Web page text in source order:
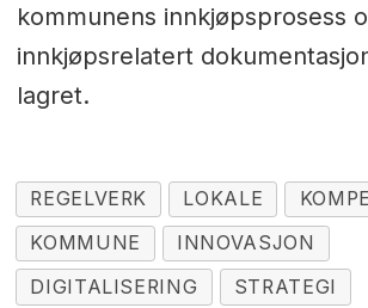
kommunens innkjøpsprosess
innkjøpsrelatert
lagret.
REGELVERK LOKALE
KOMMUNE
INNOVASJON
DIGITALISERING
STRATEGI